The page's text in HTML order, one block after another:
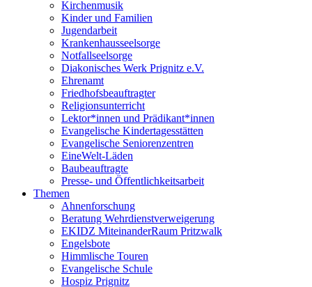
Kirchenmusik
Kinder und Familien
Jugendarbeit
Krankenhausseelsorge
Notfallseelsorge
Diakonisches Werk Prignitz e.V.
Ehrenamt
Friedhofsbeauftragter
Religionsunterricht
Lektor*innen und Prädikant*innen
Evangelische Kindertagesstätten
Evangelische Seniorenzentren
EineWelt-Läden
Baubeauftragte
Presse- und Öffentlichkeitsarbeit
Themen
Ahnenforschung
Beratung Wehrdienstverweigerung
EKIDZ MiteinanderRaum Pritzwalk
Engelsbote
Himmlische Touren
Evangelische Schule
Hospiz Prignitz